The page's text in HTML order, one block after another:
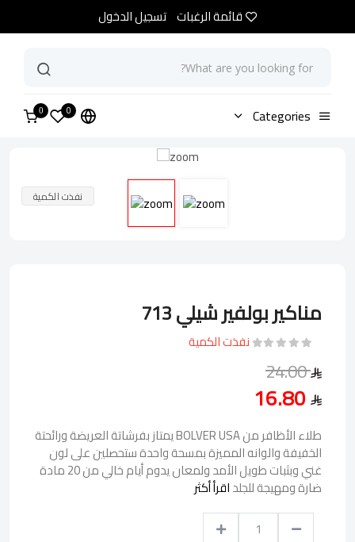
قائمة الرغبات تسجيل الدخول
Categories
0
0 الرئيسية مناكير بولفير شيلي 713
نفذت الكمية
مناكير بولفير شيلي 713
نفذت الكمية
24.00
طلاء الأظافر من BOLVER USA يمتاز بفرشاتة العريضة ورائحتة
الخفيفة والوانه المميزة بمسحة واحدة ستحصلين على لون
غني وبثبات طويل الأمد ولمعان يدوم أيام خالي من 20 مادة
ضارة ومهيجة للجلداقرأ أكثر